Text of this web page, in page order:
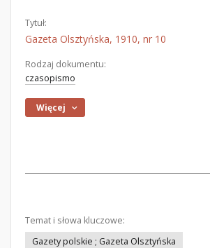
Tytuł:
Gazeta Olsztyńska, 1910, nr 10
Rodzaj dokumentu:
czasopismo
Więcej
Temat i słowa kluczowe:
Gazety polskie ; Gazeta Olsztyńska